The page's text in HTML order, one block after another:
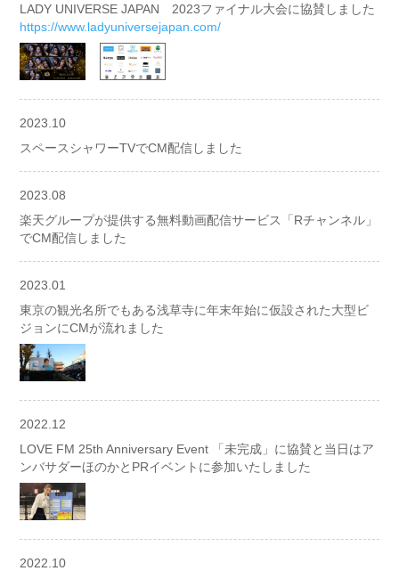
LADY UNIVERSE JAPAN 2023ファイナル大会に協賛しました
https://www.ladyuniversejapan.com/
2023.10
スペースシャワーTVでCM配信しました
2023.08
楽天グループが提供する無料動画配信サービス「Rチャンネル」
でCM配信しました
2023.01
東京の観光名所でもある浅草寺に年末年始に仮設された大型ビ
ジョンにCMが流れました
2022.12
LOVE FM 25th Anniversary Event 「未完成」に協賛と当日はア
ンバサダーほのかとPRイベントに参加いたしました
2022.10